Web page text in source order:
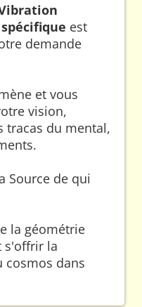
est
demande
et vous
vision,
tracas du mental,
Source de qui
la géométrie
s'offrir la
cosmos dans